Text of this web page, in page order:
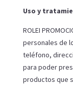
Uso y
ROLEI
personales de
teléfono,
para poder
productos que